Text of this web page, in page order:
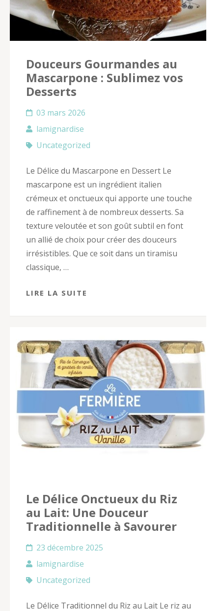
Douceurs Gourmandes au
Mascarpone : Sublimez vos
Desserts
03 mars 2026
lamignardise
Uncategorized
Le Délice du Mascarpone en Dessert Le
mascarpone est un ingrédient italien
crémeux et onctueux qui apporte une touche
de raffinement à de nombreux desserts. Sa
texture veloutée et son goût subtil en font
un allié de choix pour créer des douceurs
irrésistibles. Que ce soit dans un tiramisu
classique, …
LIRE LA SUITE
Le Délice Onctueux du Riz
au Lait: Une Douceur
Traditionnelle à Savourer
23 décembre 2025
lamignardise
Uncategorized
Le Délice Traditionnel du Riz au Lait Le riz au